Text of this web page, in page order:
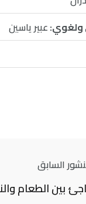
ولغوي:عبير ياسين
السابق
بين الطعام